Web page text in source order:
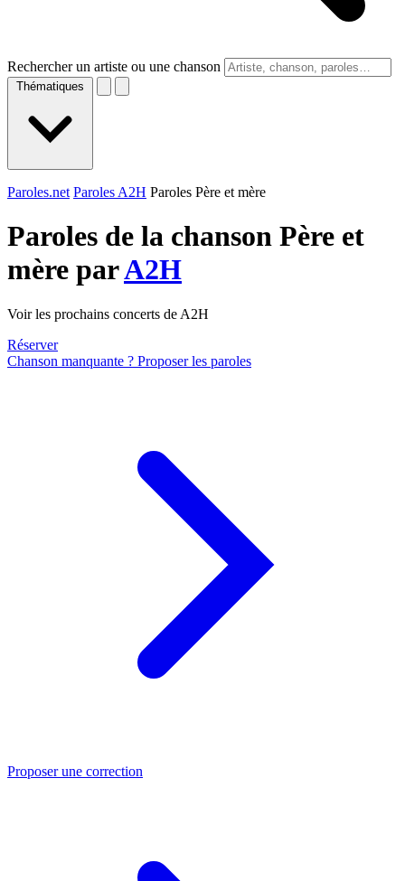
Rechercher un artiste ou une chanson
Thématiques
Paroles.net Paroles A2H Paroles Père et mère
Paroles de la chanson Père et
mère parA2H
Voir les prochains concerts de A2H
Réserver
Chanson manquante ? Proposer les paroles
Proposer une correction